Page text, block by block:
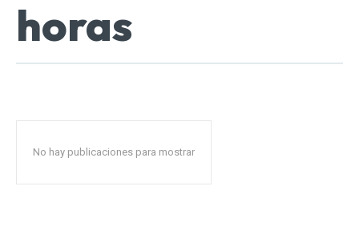
horas
No hay publicaciones para mostrar